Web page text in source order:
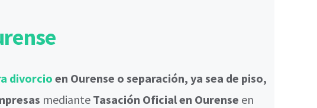
divorcio en Ourense o separación, ya sea de piso,
mediante Tasación Oficial en Ourense en